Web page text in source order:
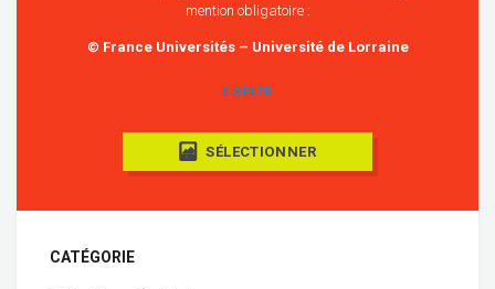
mention obligatoire :
© France Universités – Université de Lorraine
COPIER
SÉLECTIONNER
CATÉGORIE